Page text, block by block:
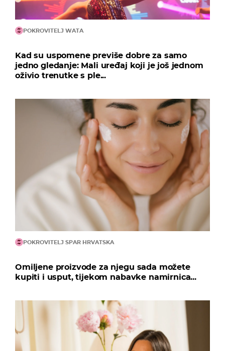
POKROVITELJ WATA
Kad su uspomene previše dobre za samo
jedno gledanje: Mali uređaj koji je još jednom
oživio trenutke s ple...
POKROVITELJ SPAR HRVATSKA
Omiljene proizvode za njegu sada možete
kupiti i usput, tijekom nabavke namirnica...